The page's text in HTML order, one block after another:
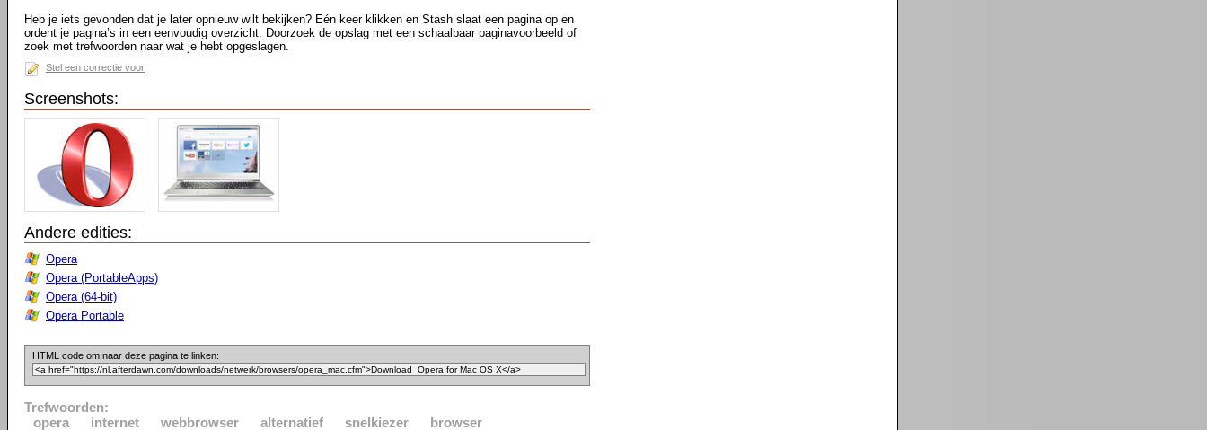
Heb je iets gevonden dat je later opnieuw wilt bekijken? Eén keer klikken en Stash slaat een pagina op en
ordent je pagina’s in een eenvoudig overzicht. Doorzoek de opslag met een schaalbaar paginavoorbeeld of
zoek met trefwoorden naar wat je hebt opgeslagen.
Stel een correctie voor
Screenshots:
Andere edities:
Opera
Opera (PortableApps)
Opera (64-bit)
Opera Portable
HTML code om naar deze pagina te linken:
Trefwoorden:
opera
internet webbrowser alternatief snelkiezer browser